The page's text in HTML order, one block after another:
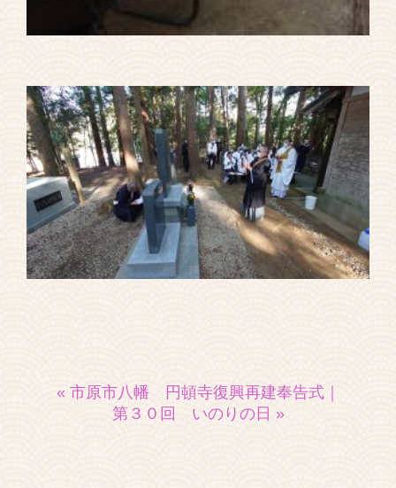
« 市原市八幡 円頓寺復興再建奉告式｜
第３０回 いのりの日 »